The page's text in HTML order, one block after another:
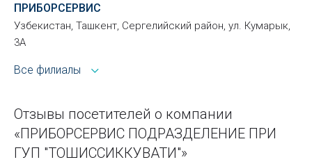
ПРИБОРСЕРВИС
Узбекистан, Ташкент, Сергелийский район, ул. Кумарык,
3А
Все филиалы
Отзывы посетителей о компании
«ПРИБОРСЕРВИС ПОДРАЗДЕЛЕНИЕ ПРИ
ГУП "ТОШИССИККУВАТИ"»